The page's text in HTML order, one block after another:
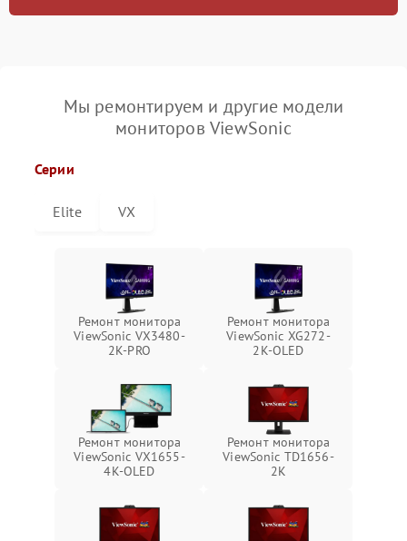
Мы ремонтируем и другие модели
мониторов ViewSonic
Серии
Elite VX
Ремонт монитора
ViewSonic VX3480-
2K-PRO
Ремонт монитора
ViewSonic XG272-
2K-OLED
Ремонт монитора
ViewSonic VX1655-
4K-OLED
Ремонт монитора
ViewSonic TD1656-
2K